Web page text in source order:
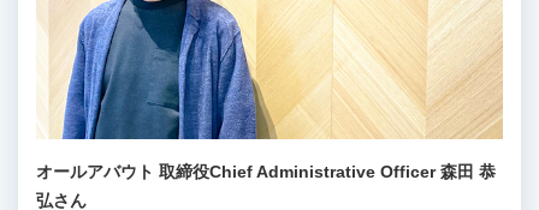
オールアバウト 取締役Chief Administrative Officer 森田 恭
弘さん